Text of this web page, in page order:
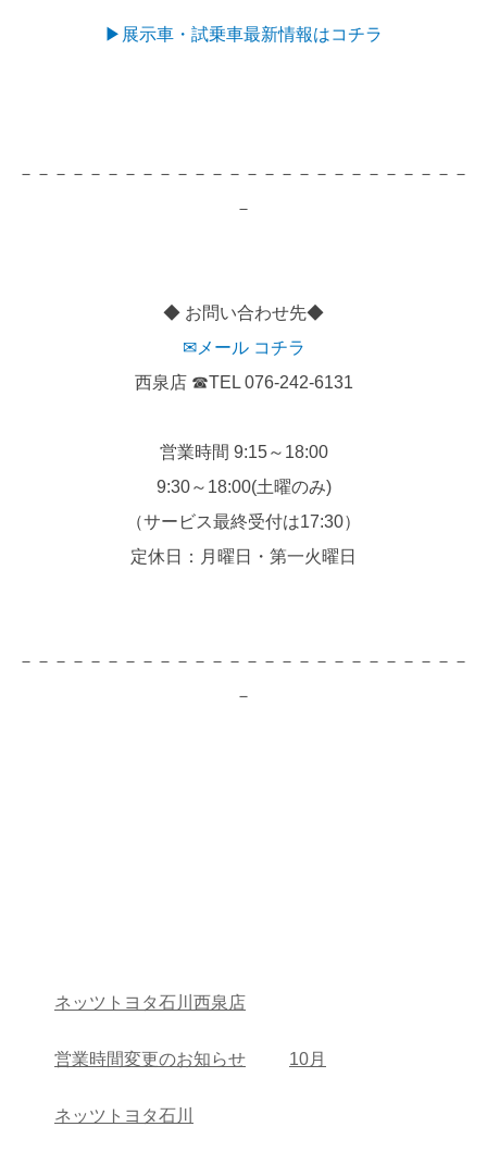
▶展示車・試乗車最新情報はコチラ
－－－－－－－－－－－－－－－－－－－－－－－－－－
－
◆ お問い合わせ先◆
✉メール コチラ
西泉店 ☎TEL 076-242-6131
営業時間 9:15～18:00
9:30～18:00(土曜のみ)
（サービス最終受付は17:30）
定休日：月曜日・第一火曜日
－－－－－－－－－－－－－－－－－－－－－－－－－－
－
ネッツトヨタ石川西泉店
営業時間変更のお知らせ 10月
ネッツトヨタ石川